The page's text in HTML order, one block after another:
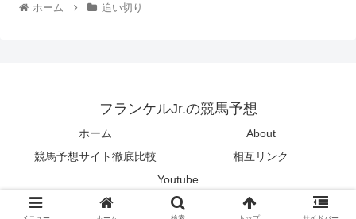
ホーム 追い切り
フランケルJr.の競馬予想
ホーム
About
競馬予想サイト徹底比較
相互リンク
Youtube
© 2014 フランケルJr.の競馬予想.